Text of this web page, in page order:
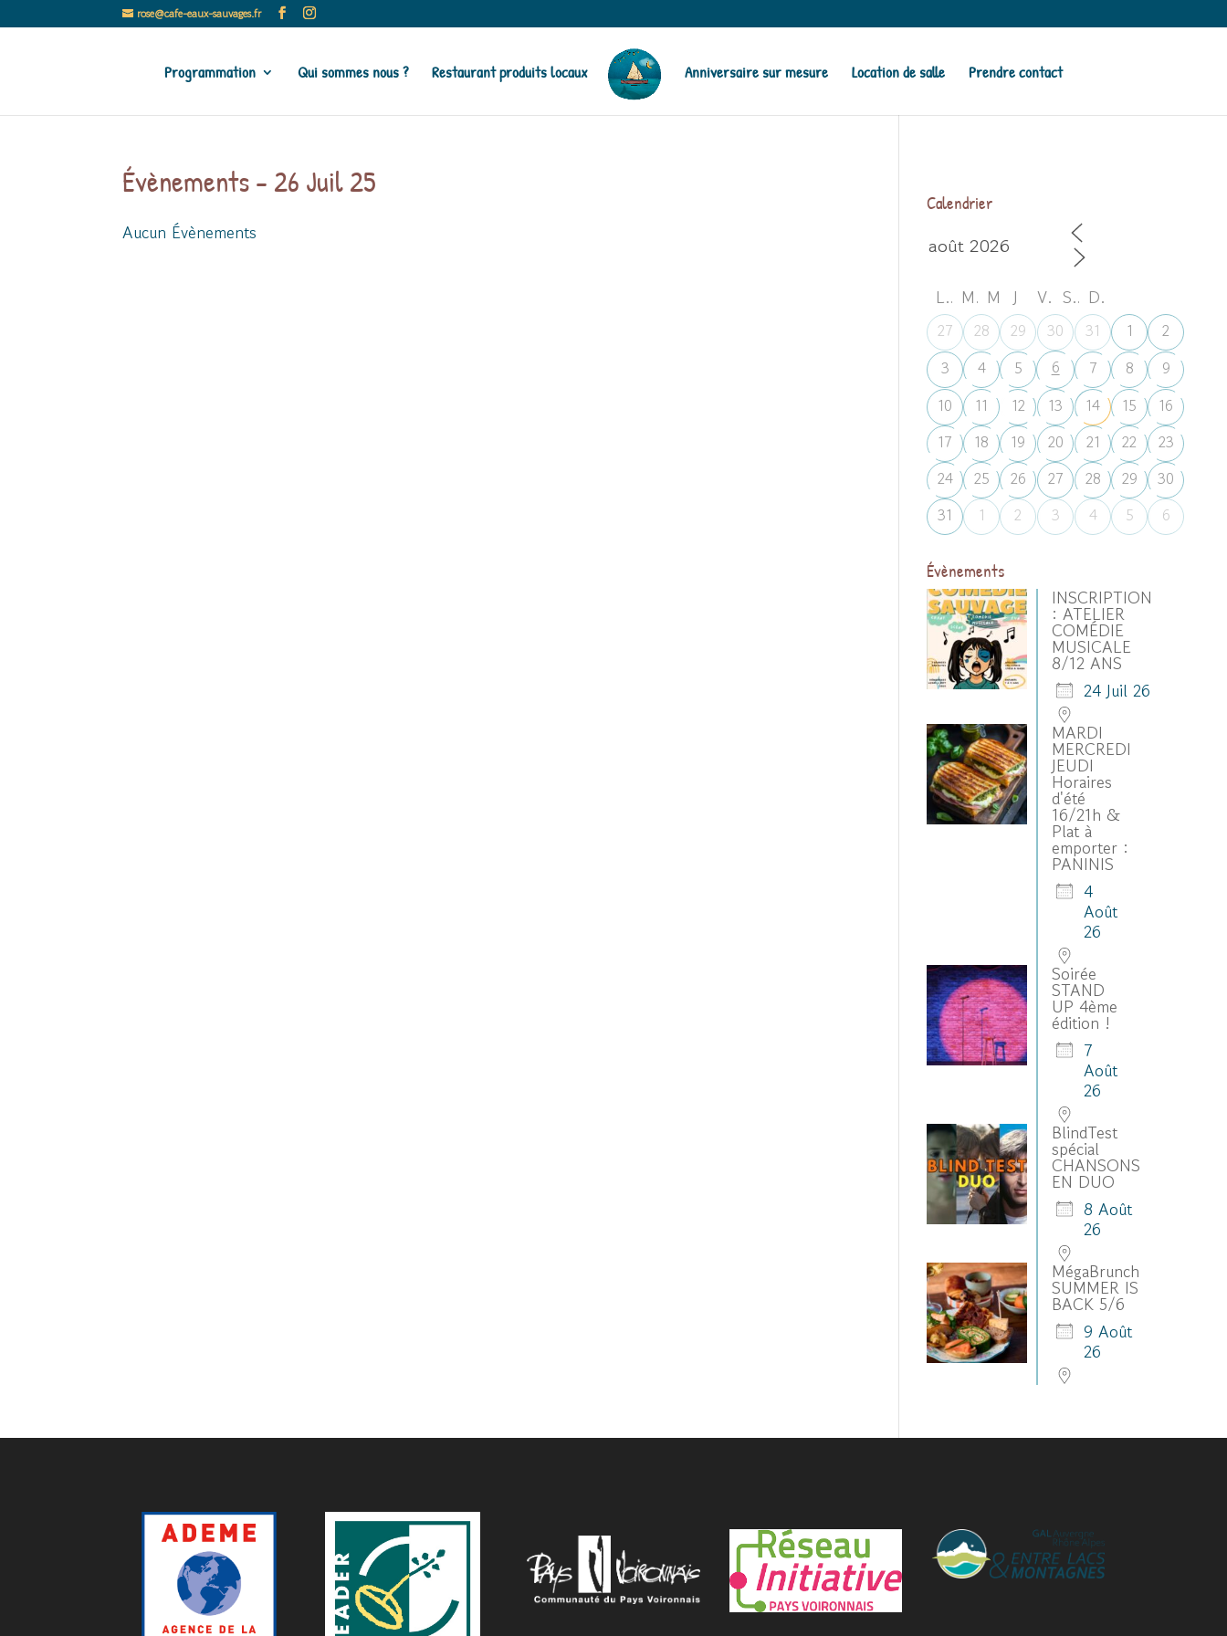
rose@cafe-eaux-sauvages.fr
Programmation Qui sommes nous ? Restaurant produits locaux Anniversaire sur mesure Location de salle Prendre contact
Évènements - 26 Juil 25
Aucun Évènements
Calendrier
L M MJ V S D
27 28 29 30 31 1
2
3
4 5 6 7 8
9
10
11 12 13 14 15
16
17
18 19 20 21 22
23
24
25 26 27 28 29
30
31
1 2 3 4 5 6
Évènements
INSCRIPTION
: ATELIER
COMÉDIE
MUSICALE
8/12 ANS
24 Juil 26
MARDI
MERCREDI
JEUDI
Horaires
d'été
16/21h &
Plat à
emporter :
PANINIS
4
Août
26
Soirée
STAND
UP 4ème
édition !
7
Août
26
BlindTest
spécial
CHANSONS
EN DUO
8 Août
26
MégaBrunch
SUMMER IS
BACK 5/6
9 Août
26